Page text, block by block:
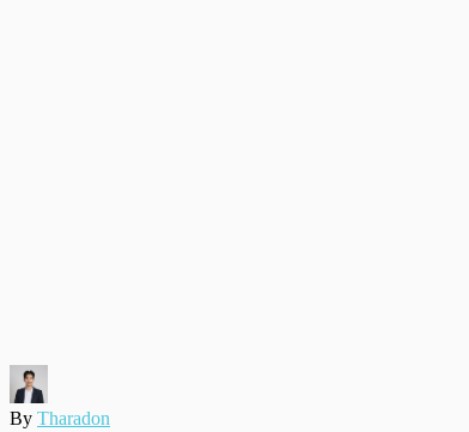
By Tharadon